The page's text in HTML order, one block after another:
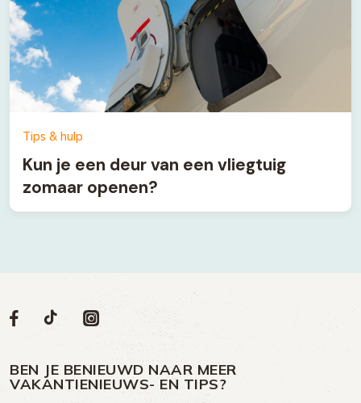
Tips & hulp
Kun je een deur van een vliegtuig
zomaar openen?
Volg
op
Social
Volg
op
Facebook
Volg
op
TikTok
Volg
op
Instagram
BEN JE BENIEUWD NAAR MEER
VAKANTIENIEUWS- EN TIPS?